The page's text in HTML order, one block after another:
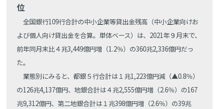
位
全国銀行109行合計の中小企業等貸出金残高（中小企業向けお
よび個人向け貸出金を合算。単体ベース）は、2021年９月末で、
前年同月末比４兆3,449億円増（1.2％）の360兆2,336億円だっ
た。
業態別にみると、都銀５行合計は１兆1,223億円減（▲0.8％）
の126兆4,137億円、地銀合計は４兆2,555億円増（2.6％）の167
兆9,312億円、第二地銀合計は１兆398億円増（2.6％）の39兆